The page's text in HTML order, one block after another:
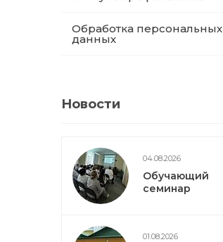
Обработка персональных
данных
Новости
04.08.2026
Обучающий
семинар
01.08.2026